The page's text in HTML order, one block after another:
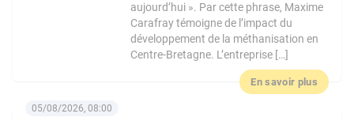
aujourd’hui ». Par cette phrase, Maxime
Carafray témoigne de l’impact du
développement de la méthanisation en
Centre-Bretagne. L’entreprise […]
En savoir plus
05/08/2026, 08:00